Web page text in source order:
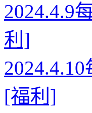
2024.4.9
利]
[福利]